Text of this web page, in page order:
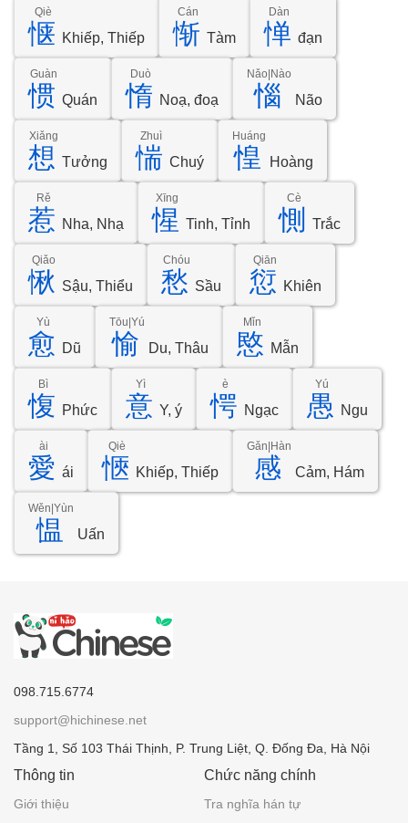
惬
Qiè
Khiếp, Thiếp 惭
Cán
Tàm 惮
Dàn
đạn
惯
Guàn
Quán 惰
Duò
Noạ, đoạ 惱
Nǎo|Nào
Não
想
Xiǎng
Tưởng 惴
Zhuì
Chuý 惶
Huáng
Hoàng
惹
Rě
Nha, Nhạ 惺
Xīng
Tinh, Tỉnh 惻
Cè
Trắc
愀
Qiǎo
Sậu, Thiểu 愁
Chóu
Sầu 愆
Qiān
Khiên
愈
Yù
Dũ 愉
Tōu|Yú
Du, Thâu 愍
Mǐn
Mẫn
愎
Bì
Phức 意
Yì
Y, ý 愕
è
Ngạc 愚
Yú
Ngu
愛
ài
ái 愜
Qiè
Khiếp, Thiếp 感
Gǎn|Hàn
Cảm, Hám
愠
Wěn|Yùn
Uấn
098.715.6774
support@hichinese.net
Tầng 1, Số 103 Thái Thịnh, P. Trung Liệt, Q. Đống Đa, Hà Nội
Thông tin
Giới thiệu
Chức năng chính
Tra nghĩa hán tự